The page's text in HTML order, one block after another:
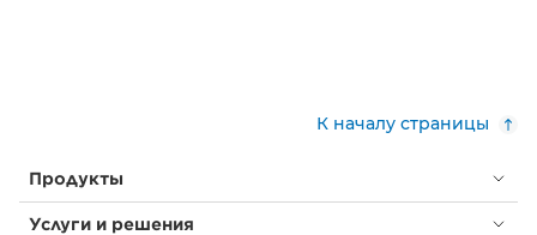
К началу страницы
Продукты
Услуги и решения